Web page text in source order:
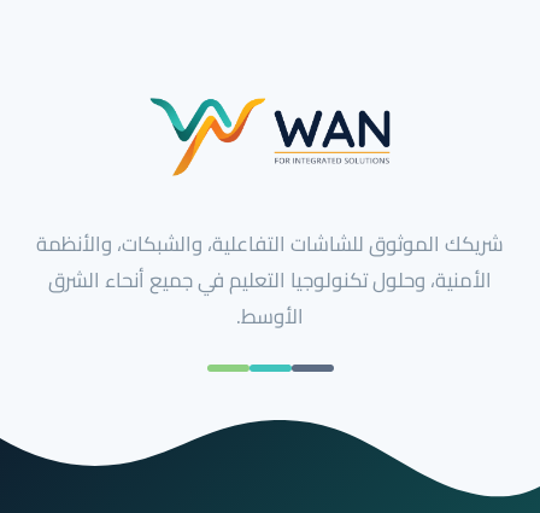
شريكك الموثوق للشاشات التفاعلية، والشبكات، والأنظمة
الأمنية، وحلول تكنولوجيا التعليم في جميع أنحاء الشرق
الأوسط.